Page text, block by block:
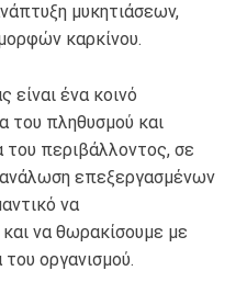
μυκητιάσεων,
καρκίνου.
είναι ένα κοινό
του πληθυσμού και
του περιβάλλοντος, σε
επεξεργασμένων
να
να θωρακίσουμε με
οργανισμού.